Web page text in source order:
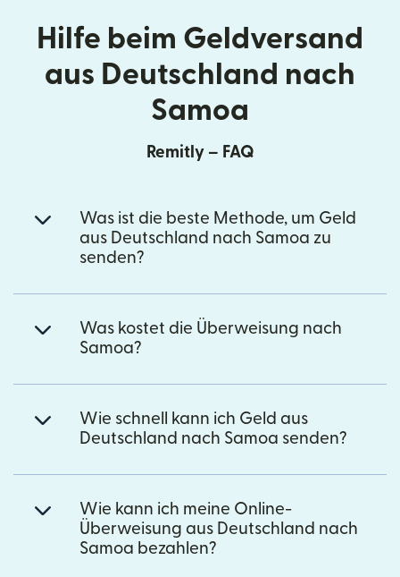
Hilfe beim Geldversand
aus Deutschland nach
Samoa
Remitly – FAQ
Was ist die beste Methode, um Geld
aus Deutschland nach Samoa zu
senden?
Was kostet die Überweisung nach
Samoa?
Wie schnell kann ich Geld aus
Deutschland nach Samoa senden?
Wie kann ich meine Online-
Überweisung aus Deutschland nach
Samoa bezahlen?